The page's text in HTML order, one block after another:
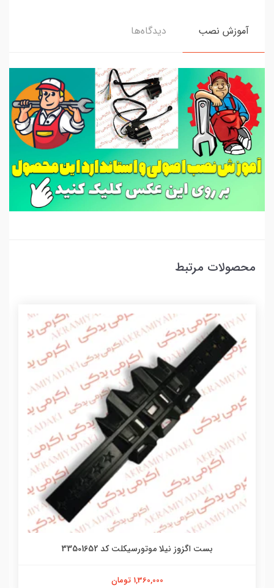
آموزش نصب دیدگاه‌ها
محصولات مرتبط
بست اگزوز نیلا موتورسیکلت کد 33501652
1,360,000 تومان